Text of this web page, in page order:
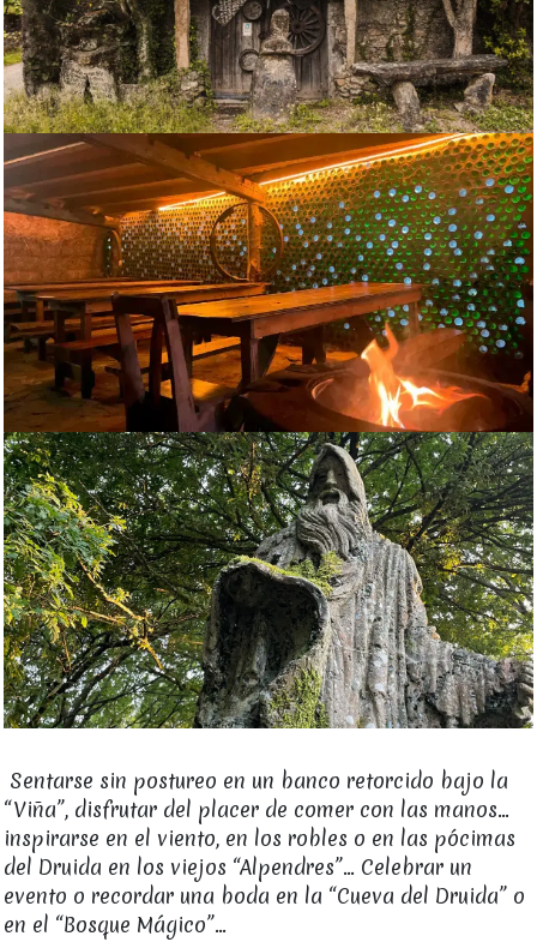
Sentarse sin postureo en un banco retorcido bajo la
“Viña”, disfrutar del placer de comer con las manos...
inspirarse en el viento, en los robles o en las pócimas
del Druida en los viejos “Alpendres”... Celebrar un
evento o recordar una boda en la “Cueva del Druida” o
en el “Bosque Mágico”…